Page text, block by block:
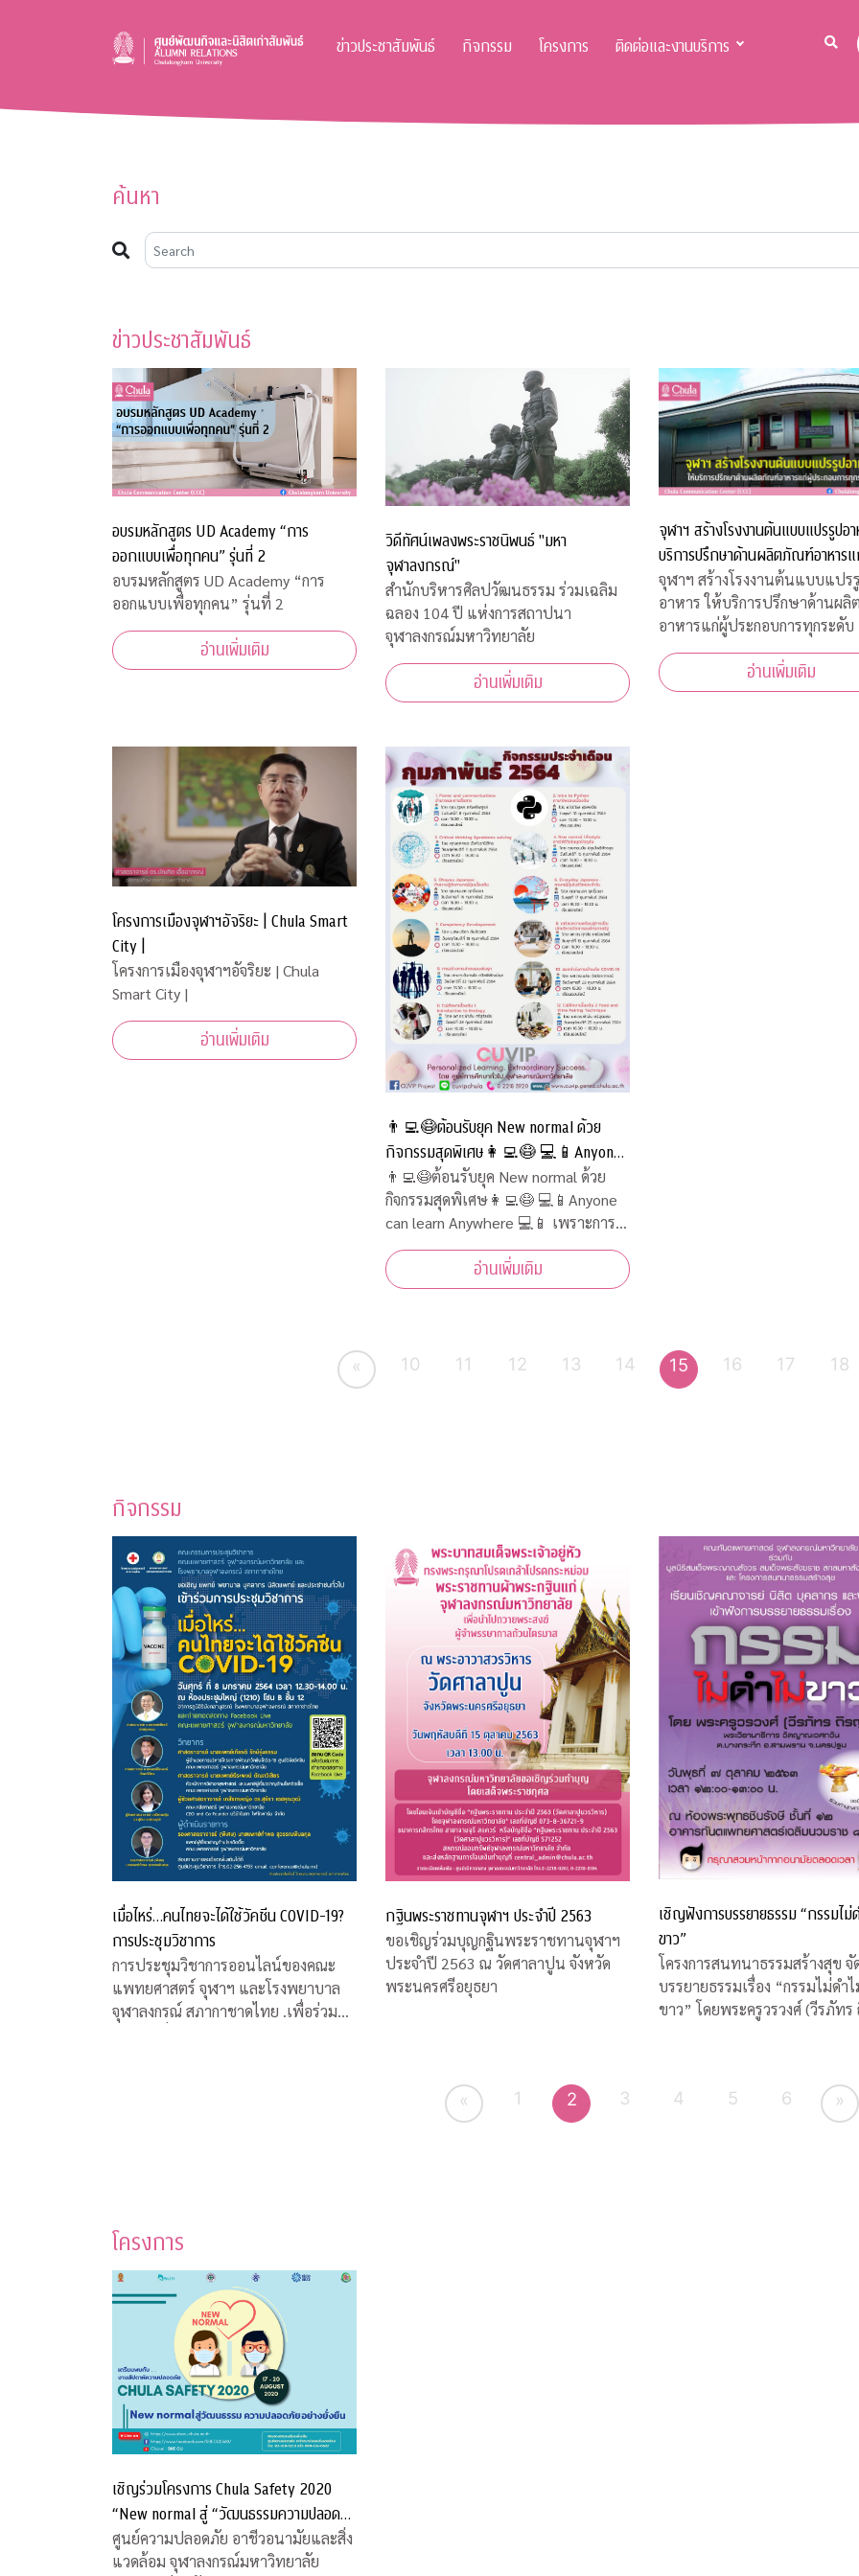
ข่าวประชาสัมพันธ์ กิจกรรม โครงการ ติดต่อและงานบริการ
ค้นหา
ข่าวประชาสัมพันธ์
อบรมหลักสูตร UD Academy “การ
ออกแบบเพื่อทุกคน” รุ่นที่ 2
อบรมหลักสูตร UD Academy “การ
ออกแบบเพื่อทุกคน” รุ่นที่ 2
อ่านเพิ่มเติม
วิดีทัศน์เพลงพระราชนิพนธ์ "มหา
จุฬาลงกรณ์"
สำนักบริหารศิลปวัฒนธรรม ร่วมเฉลิม
ฉลอง 104 ปี แห่งการสถาปนา
จุฬาลงกรณ์มหาวิทยาลัย
อ่านเพิ่มเติม
จุฬาฯ สร้างโรงงานต้นแบบแปรรูปอา
บริการปรึกษาด้านผลิตภัณฑ์อาหาร
ประกอบการทุกระดับ
จุฬาฯ สร้างโรงงานต้นแบบแปร
อาหาร ให้บริการปรึกษาด้านผ
อาหารแก่ผู้ประกอบการทุกระดับ
อ่านเพิ่มเติม
โครงการเมืองจุฬาฯอัจริยะ | Chula Smart
City |
โครงการเมืองจุฬาฯอัจริยะ | Chula
Smart City |
อ่านเพิ่มเติม
👨‍💻😷ต้อนรับยุค New normal ด้วย
กิจกรรมสุดพิเศษ👩‍💻😷 💻📱Anyone
can learn Anywhere 💻📱 เพราะการ
เรียนรู้ไม่มีวันสิ้นสุด
👨‍💻😷ต้อนรับยุค New normal ด้วย
กิจกรรมสุดพิเศษ👩‍💻😷 💻📱Anyone
can learn Anywhere 💻📱 เพราะการ
เรียนรู้ไม่มีวันสิ้นสุด
อ่านเพิ่มเติม
« 10 11 12 13 14 15 16 17 18
กิจกรรม
เมื่อไหร่…คนไทยจะได้ใช้วัคซีน COVID-19?
การประชุมวิชาการ
การประชุมวิชาการออนไลน์ของคณะ
แพทยศาสตร์ จุฬาฯ และโรงพยาบาล
จุฬาลงกรณ์ สภากาชาดไทย .เพื่อร่วมหา
กฐินพระราชทานจุฬาฯ ประจำปี 2563
ขอเชิญร่วมบุญกฐินพระราชทานจุฬาฯ
ประจำปี 2563 ณ วัดศาลาปูน จังหวัด
พระนครศรีอยุธยา
เชิญฟังการบรรยายธรรม “กรรมไม่
ขาว”
โครงการสนทนาธรรมสร้างสุข จั
บรรยายธรรมเรื่อง “กรรมไม่ดำ
ขาว” โดยพระครูวรวงศ์ (วีรภัทร
« 1 2 3 4 5 6 »
โครงการ
เชิญร่วมโครงการ Chula Safety 2020
“New normal สู่ “วัฒนธรรมความปลอดภัย
อย่างยั่งยืน”
ศูนย์ความปลอดภัย อาชีวอนามัยและสิ่ง
แวดล้อม จุฬาลงกรณ์มหาวิทยาลัย